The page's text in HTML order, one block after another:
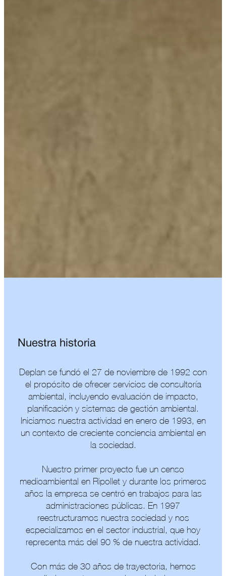
Nuestra historia
Deplan se fundó el 27 de noviembre de 1992 con
el propósito de ofrecer servicios de consultoría
ambiental, incluyendo evaluación de impacto,
planificación y sistemas de gestión ambiental.
Iniciamos nuestra actividad en enero de 1993, en
un contexto de creciente conciencia ambiental en
la sociedad.
Nuestro primer proyecto fue un censo
medioambiental en Ripollet y durante los primeros
años la empresa se centró en trabajos para las
administraciones públicas. En 1997
reestructuramos nuestra sociedad y nos
especializamos en el sector industrial, que hoy
representa más del 90 % de nuestra actividad.
Con más de 30 años de trayectoria, hemos